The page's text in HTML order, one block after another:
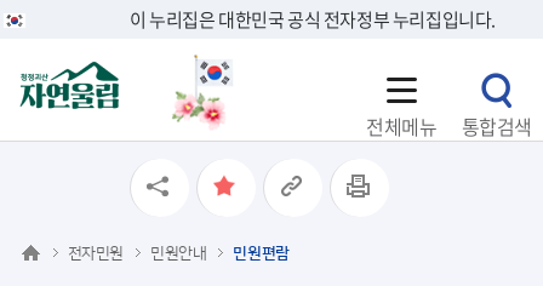
이 누리집은 대한민국 공식 전자정부 누리집입니다.
전체메뉴 통합검색
전자민원 민원안내 민원편람